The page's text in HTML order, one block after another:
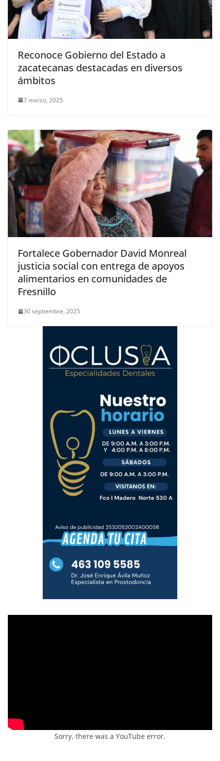
Reconoce Gobierno del Estado a
zacatecanas destacadas en diversos
ámbitos
7 marzo, 2025
Fortalece Gobernador David Monreal
justicia social con entrega de apoyos
alimentarios en comunidades de
Fresnillo
30 septiembre, 2025
Sorry, there was a YouTube error.